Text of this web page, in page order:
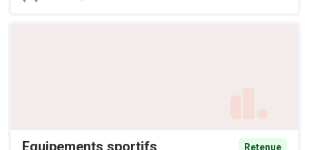
Equipements sportifs
Retenue